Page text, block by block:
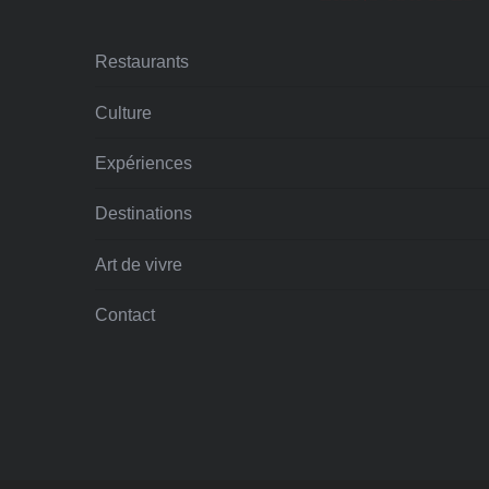
Restaurants
Culture
Expériences
Destinations
Art de vivre
Contact